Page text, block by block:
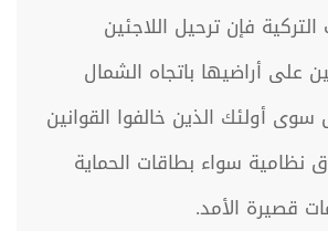
فإن ترحيل اللاجئين
على أراضيها باتجاه الشمال
أولئك الذين خالفوا القوانين
نظامية سواء بطاقات الحماية
قصيرة الأمد.